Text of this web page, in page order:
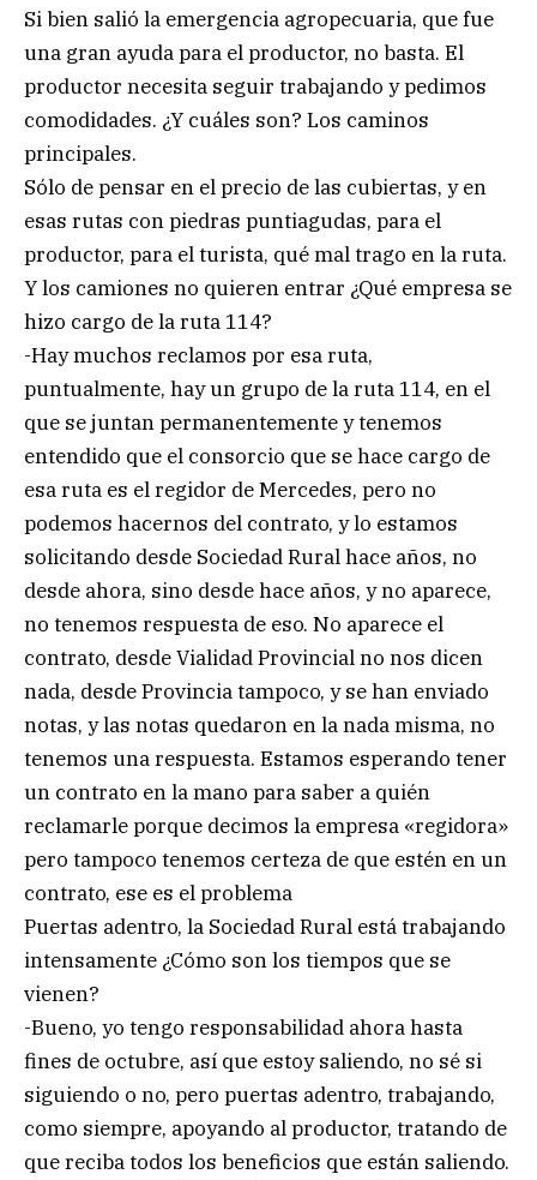
Si bien salió la emergencia agropecuaria, que fue
una gran ayuda para el productor, no basta. El
productor necesita seguir trabajando y pedimos
comodidades. ¿Y cuáles son? Los caminos
principales.
Sólo de pensar en el precio de las cubiertas, y en
esas rutas con piedras puntiagudas, para el
productor, para el turista, qué mal trago en la ruta.
Y los camiones no quieren entrar ¿Qué empresa se
hizo cargo de la ruta 114?
-Hay muchos reclamos por esa ruta,
puntualmente, hay un grupo de la ruta 114, en el
que se juntan permanentemente y tenemos
entendido que el consorcio que se hace cargo de
esa ruta es el regidor de Mercedes, pero no
podemos hacernos del contrato, y lo estamos
solicitando desde Sociedad Rural hace años, no
desde ahora, sino desde hace años, y no aparece,
no tenemos respuesta de eso. No aparece el
contrato, desde Vialidad Provincial no nos dicen
nada, desde Provincia tampoco, y se han enviado
notas, y las notas quedaron en la nada misma, no
tenemos una respuesta. Estamos esperando tener
un contrato en la mano para saber a quién
reclamarle porque decimos la empresa «regidora»
pero tampoco tenemos certeza de que estén en un
contrato, ese es el problema
Puertas adentro, la Sociedad Rural está trabajando
intensamente ¿Cómo son los tiempos que se
vienen?
-Bueno, yo tengo responsabilidad ahora hasta
fines de octubre, así que estoy saliendo, no sé si
siguiendo o no, pero puertas adentro, trabajando,
como siempre, apoyando al productor, tratando de
que reciba todos los beneficios que están saliendo.